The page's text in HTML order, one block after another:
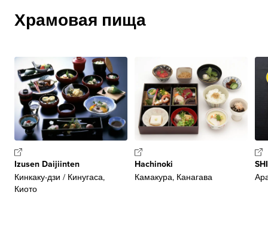
Храмовая пища
Izusen Daijiinten
Кинкаку-дзи / Кинугаса,
Киото
Hachinoki
Камакура, Канагава